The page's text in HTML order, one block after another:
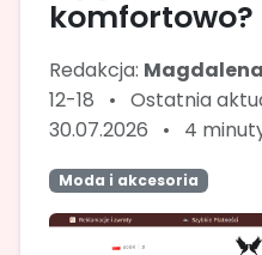
komfortowo?
Redakcja:
12-18
• Ostatnia
30.07.2026
• 4
Moda i akcesoria